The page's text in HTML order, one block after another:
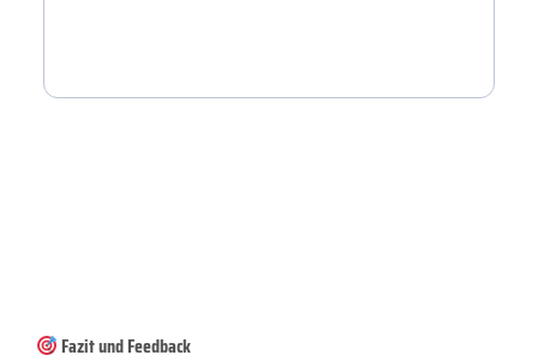
Fazit und Feedback